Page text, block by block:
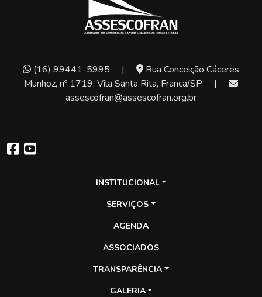
(16) 99441-5995 |
Rua Conceição Cáceres
Munhoz, nº 1719, Vila Santa Rita, Franca/SP
|
assescofran@assescofran.org.br
INSTITUCIONAL
SERVIÇOS
AGENDA
ASSOCIADOS
TRANSPARÊNCIA
GALERIA